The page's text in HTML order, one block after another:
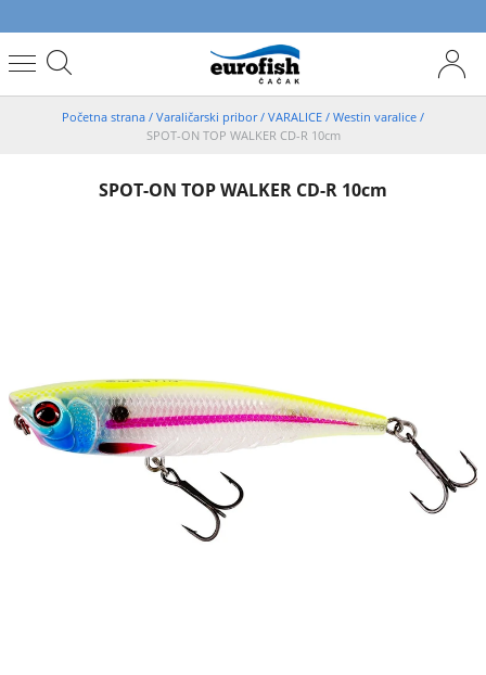
Početna strana / Varaličarski pribor/ VARALICE / Westin varalice /
SPOT-ON TOP WALKER CD-R 10cm
SPOT-ON TOP WALKER CD-R 10cm